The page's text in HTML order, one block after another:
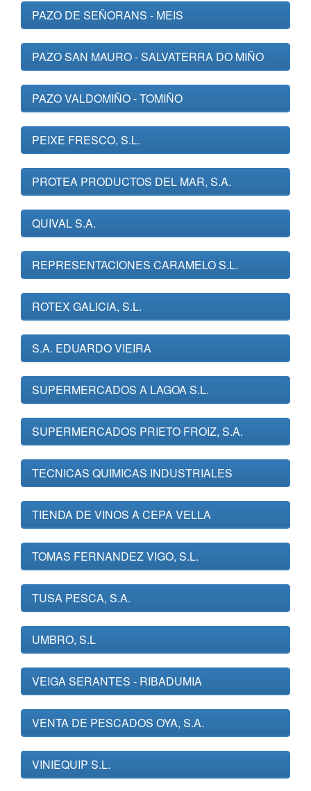
PAZO DE SEÑORANS - MEIS
PAZO SAN MAURO - SALVATERRA DO MIÑO
PAZO VALDOMIÑO - TOMIÑO
PEIXE FRESCO, S.L.
PROTEA PRODUCTOS DEL MAR, S.A.
QUIVAL S.A.
REPRESENTACIONES CARAMELO S.L.
ROTEX GALICIA, S.L.
S.A. EDUARDO VIEIRA
SUPERMERCADOS A LAGOA S.L.
SUPERMERCADOS PRIETO FROIZ, S.A.
TECNICAS QUIMICAS INDUSTRIALES
TIENDA DE VINOS A CEPA VELLA
TOMAS FERNANDEZ VIGO, S.L.
TUSA PESCA, S.A.
UMBRO, S.L
VEIGA SERANTES - RIBADUMIA
VENTA DE PESCADOS OYA, S.A.
VINIEQUIP S.L.